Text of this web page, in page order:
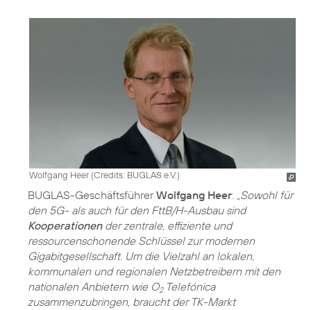
Wolfgang Heer (Credits: BUGLAS e.V.)
BUGLAS-GeschäftsführerWolfgang Heer: „Sowohl für
den 5G- als auch für den FttB/H-Ausbau sind
Kooperationender zentrale, effiziente und
ressourcenschonende Schlüssel zur modernen
Gigabitgesellschaft. Um die Vielzahl an lokalen,
kommunalen und regionalen Netzbetreibern mit den
nationalen Anbietern wie O2Telefónica
zusammenzubringen, braucht der TK-Markt